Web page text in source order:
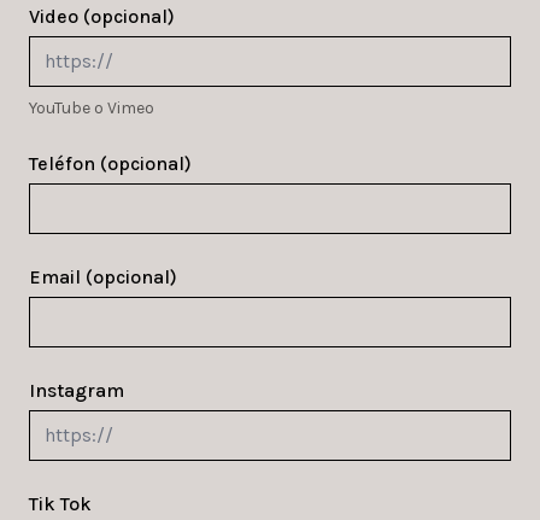
Video (opcional)
YouTube o Vimeo
Teléfon (opcional)
Email (opcional)
Instagram
Tik Tok